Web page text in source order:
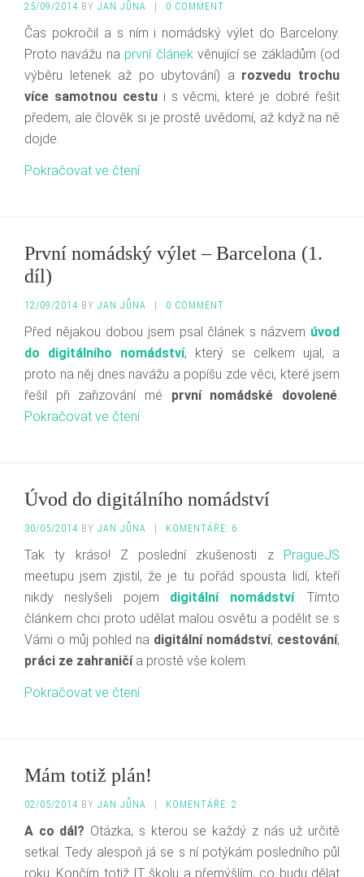
25/09/2014 BY JAN JŮNA 0 COMMENT
Čas pokročil a s ním i nomádský výlet do Barcelony.
Proto navážu na první článekvěnující se základům (od
výběru letenek až po ubytování) a rozvedu trochu
více samotnou cestui s věcmi, které je dobré řešit
předem, ale člověk si je prostě uvědomí, až když na ně
dojde.
Pokračovat ve čtení
První nomádský výlet – Barcelona (1.
díl)
12/09/2014 BY JAN JŮNA 0 COMMENT
Před nějakou dobou jsem psal článek s názvem úvod
do digitálního nomádství, který se celkem ujal, a
proto na něj dnes navážu a popíšu zde věci, které jsem
řešil při zařizování mé první nomádské dovolené.
Pokračovat ve čtení
Úvod do digitálního nomádství
30/05/2014 BY JAN JŮNA KOMENTÁŘE: 6
Tak ty kráso! Z poslední zkušenosti z
PragueJS
meetupu jsem zjistil, že je tu pořád spousta lidí, kteří
nikdy neslyšeli pojem digitální nomádství. Tímto
článkem chci proto udělat malou osvětu a podělit se s
Vámi o můj pohled na digitální nomádství, cestování,
práci ze zahraničía prostě vše kolem.
Pokračovat ve čtení
Mám totiž plán!
02/05/2014 BY JAN JŮNA KOMENTÁŘE: 2
A co dál? Otázka, s kterou se každý z nás už určitě
setkal. Tedy alespoň já se s ní potýkám posledního půl
roku. Končím totiž IT školu a přemýšlím, co budu dělat